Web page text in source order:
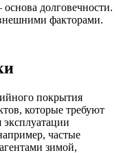
долговечности.
факторами.
покрытия
которые требуют
эксплуатации
частые
зимой,